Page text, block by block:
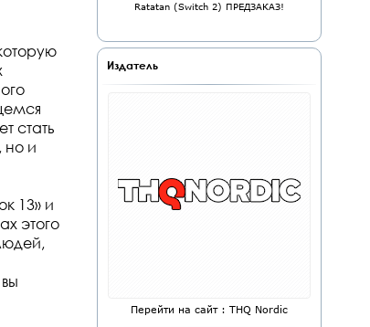
стать
но и
13» и
этого
Ratatan (Switch 2) ПРЕДЗАКАЗ!
Издатель
Перейти на сайт : THQ Nordic